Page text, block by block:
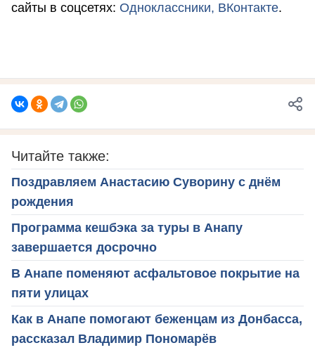
сайты в соцсетях: Одноклассники, ВКонтакте.
Читайте также:
Поздравляем Анастасию Суворину с днём
рождения
Программа кешбэка за туры в Анапу
завершается досрочно
В Анапе поменяют асфальтовое покрытие на
пяти улицах
Как в Анапе помогают беженцам из Донбасса,
рассказал Владимир Пономарёв